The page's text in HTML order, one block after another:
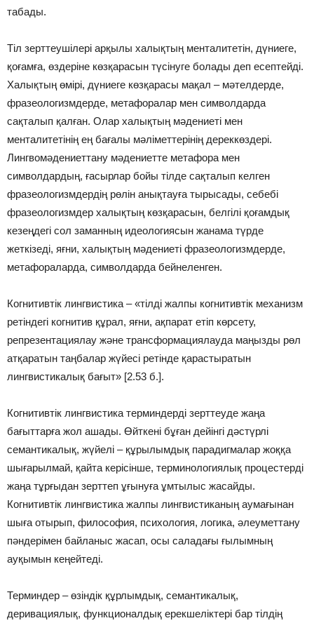
табады.
Тіл зерттеушілері арқылы халықтың менталитетін, дүниеге,
қоғамға, өздеріне көзқарасын түсінуге болады деп есептейді.
Халықтың өмірі, дүниеге көзқарасы мақал – мәтелдерде,
фразеологизмдерде, метафоралар мен символдарда
сақталып қалған. Олар халықтың мәдениеті мен
менталитетінің ең бағалы мәліметтерінің дереккөздері.
Лингвомәдениеттану мәдениетте метафора мен
символдардың, ғасырлар бойы тілде сақталып келген
фразеологизмдердің рөлін анықтауға тырысады, себебі
фразеологизмдер халықтың көзқарасын, белгілі қоғамдық
кезеңдегі сол заманның идеологиясын жанама түрде
жеткізеді, яғни, халықтың мәдениеті фразеологизмдерде,
метафораларда, символдарда бейнеленген.
Когнитивтік лингвистика – «тілді жалпы когнитивтік механизм
ретіндегі когнитив құрал, яғни, ақпарат етіп көрсету,
репрезентациялау және трансформациялауда маңызды рөл
атқаратын таңбалар жүйесі ретінде қарастыратын
лингвистикалық бағыт» [2.53 б.].
Когнитивтік лингвистика терминдерді зерттеуде жаңа
бағыттарға жол ашады. Өйткені бұған дейінгі дәстүрлі
семантикалық, жүйелі – құрылымдық парадигмалар жоққа
шығарылмай, қайта керісінше, терминологиялық процестерді
жаңа тұрғыдан зерттеп ұғынуға ұмтылыс жасайды.
Когнитивтік лингвистика жалпы лингвистиканың аумағынан
шыға отырып, философия, психология, логика, әлеуметтану
пәндерімен байланыс жасап, осы саладағы ғылымның
ауқымын кеңейтеді.
Терминдер – өзіндік құрлымдық, семантикалық,
деривациялық, функционалдық ерекшеліктері бар тілдің